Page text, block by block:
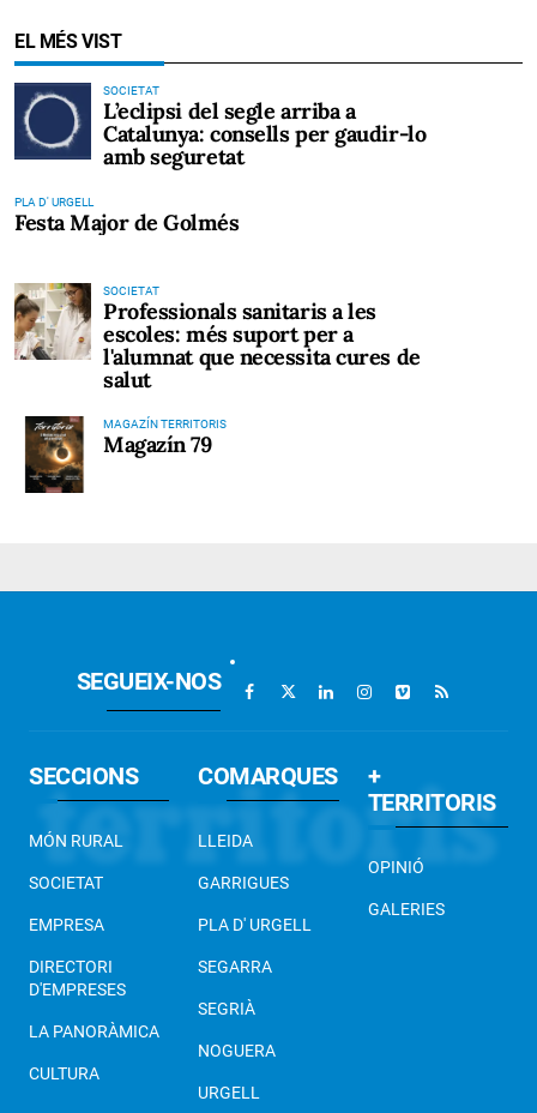
EL MÉS VIST
SOCIETAT
L’eclipsi del segle arriba a
Catalunya: consells per gaudir-lo
amb seguretat
PLA D' URGELL
Festa Major de Golmés
SOCIETAT
Professionals sanitaris a les
escoles: més suport per a
l'alumnat que necessita cures de
salut
MAGAZÍN TERRITORIS
Magazín 79
SEGUEIX-NOS
SECCIONS
MÓN RURAL
SOCIETAT
EMPRESA
DIRECTORI
D'EMPRESES
LA PANORÀMICA
CULTURA
COMARQUES
LLEIDA
GARRIGUES
PLA D' URGELL
SEGARRA
SEGRIÀ
NOGUERA
URGELL
+
TERRITORIS
OPINIÓ
GALERIES